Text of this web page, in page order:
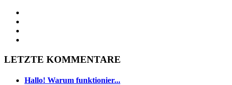
LETZTE KOMMENTARE
Hallo! Warum funktionier...